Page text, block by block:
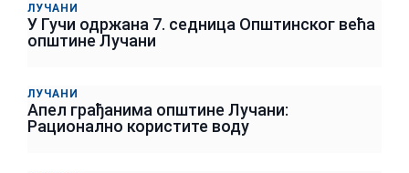
ЛУЧАНИ
У Гучи одржана 7. седница Општинског већа
општине Лучани
ЛУЧАНИ
Апел грађанима општине Лучани:
Рационално користите воду